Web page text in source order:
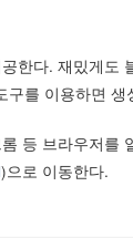
한다. 재밌게
를 이용하면
등 브라우저를
)으로 이동한다.